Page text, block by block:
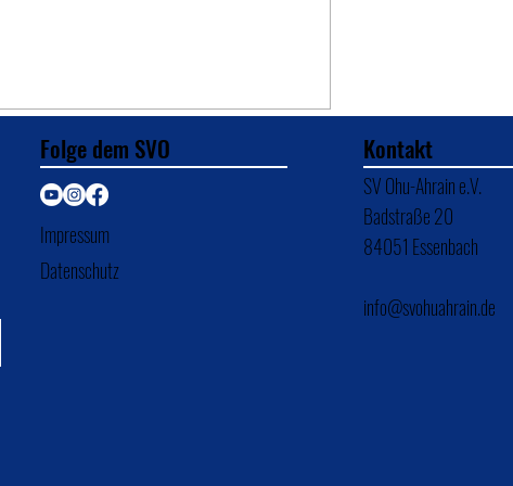
Amt.
Kontakt
SV Ohu-Ahrain e.V.
Badstraße 20
84051 Essenbach
info@svohuahrain.de
Folge dem SVO
Impressum
Datenschutz